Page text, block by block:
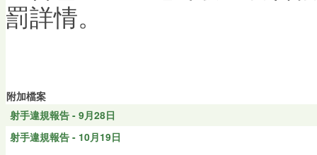
罰詳情。
附加檔案
射手違規報告 - 9月28日
射手違規報告 - 10月19日